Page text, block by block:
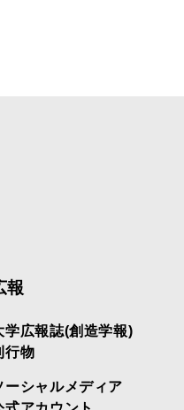
報
学広報誌(創造学報)
行物
ーシャルメディア